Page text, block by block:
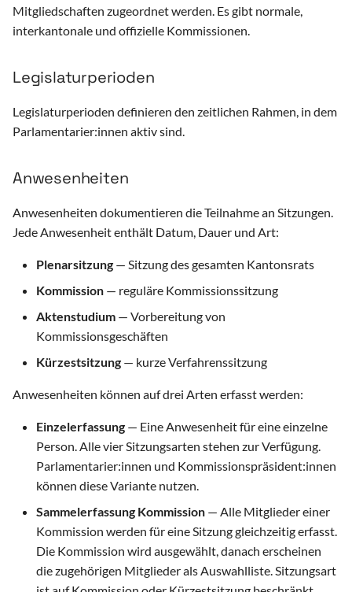
Headless CMS
Veranstaltungskalender
Verzeichnisse
Fotoalben
Mitgliedschaften zugeordnet werden. Es gibt normale,
interkantonale und offizielle Kommissionen.
Legislaturperioden
Legislaturperioden definieren den zeitlichen Rahmen, in dem
Parlamentarier:innen aktiv sind.
Anwesenheiten
Anwesenheiten dokumentieren die Teilnahme an Sitzungen.
Jede Anwesenheit enthält Datum, Dauer und Art:
Plenarsitzung — Sitzung des gesamten Kantonsrats
Kommission — reguläre Kommissionssitzung
Aktenstudium — Vorbereitung von
Kommissionsgeschäften
Kürzestsitzung — kurze Verfahrenssitzung
Anwesenheiten können auf drei Arten erfasst werden:
Einzelerfassung — Eine Anwesenheit für eine einzelne
Person. Alle vier Sitzungsarten stehen zur Verfügung.
Parlamentarier:innen und Kommissionspräsident:innen
können diese Variante nutzen.
Sammelerfassung Kommission — Alle Mitglieder einer
Kommission werden für eine Sitzung gleichzeitig erfasst.
Die Kommission wird ausgewählt, danach erscheinen
die zugehörigen Mitglieder als Auswahlliste. Sitzungsart